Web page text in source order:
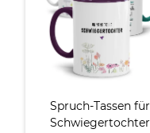
Spruch-Tassen für
Schwiegertochter